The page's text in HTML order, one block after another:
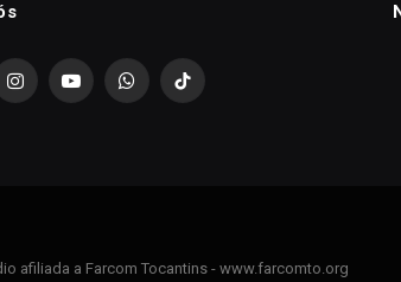
InstagramYouTubeWhatsAppTikTok
afiliada a Farcom Tocantins - www.farcomto.org